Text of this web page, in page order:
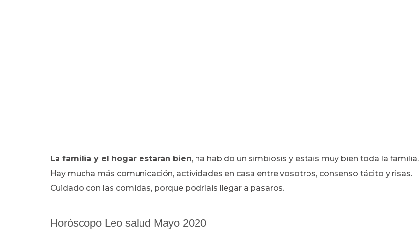
La familia y el hogar estarán bien, ha habido un simbiosis y estáis muy bien toda la familia.
Hay mucha más comunicación, actividades en casa entre vosotros, consenso tácito y risas.
Cuidado con las comidas, porque podríais llegar a pasaros.
Horóscopo Leo salud Mayo 2020